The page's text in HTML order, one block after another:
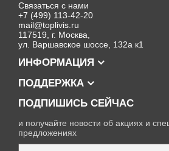
Связаться с нами
+7 (499) 113-42-20
mail@toplivis.ru
117519, г. Москва,
ул. Варшавское шоссе, 132а к1
ИНФОРМАЦИЯ
ПОДДЕРЖКА
ПОДПИШИСЬ СЕЙЧАС
и получайте новости об акциях и
предложениях